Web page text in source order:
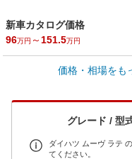
新車カタログ価格
96万円 ～ 151.5万円
車買取価格 *
全国平均の車検価格 *
45,550円
価格・相場をも
グレード / 型
ダイハツ ムーヴ ラテ
てください。